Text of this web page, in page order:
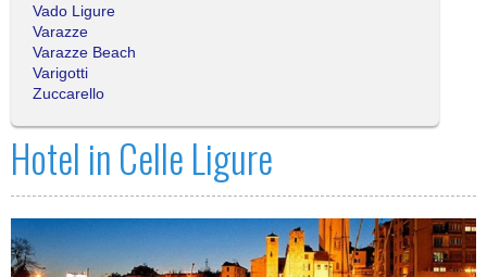
Vado Ligure
Varazze
Varazze Beach
Varigotti
Zuccarello
Hotel in Celle Ligure